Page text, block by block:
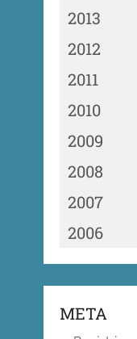
2013
2012
2011
2010
2009
2008
2007
2006
META